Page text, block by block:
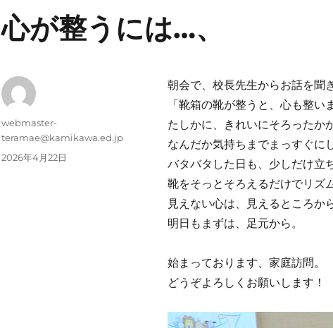
心が整うには…、
朝会で、校長先生からお話を聞
「靴箱の靴が整うと、心も整い
たしかに、きれいにそろったか
なんだか気持ちまでまっすぐに
バタバタした日も、少しだけ立
靴をそっとそろえるだけでリズ
見えない心は、見えるところか
明日もまずは、足元から。
始まっております、家庭訪問。
どうぞよろしくお願いします！
投
稿
webmaster-
teramae@kamikawa.ed.jp
投
2026年4月22日